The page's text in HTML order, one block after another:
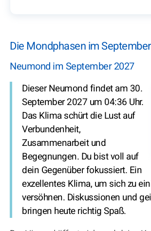
Die Mondphasen im
Neumond im September 2027
Dieser Neumond findet am 30.
September 2027 um 04:36 Uhr.
Das Klima schürt die Lust auf
Verbundenheit,
Zusammenarbeit und
Begegnungen. Du bist voll auf
dein Gegenüber fokussiert. Ein
exzellentes Klima, um sich zu
versöhnen. Diskussionen und
bringen heute richtig Spaß.